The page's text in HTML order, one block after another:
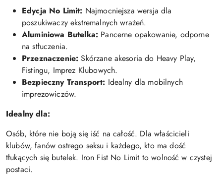
Edycja No Limit: Najmocniejsza wersja dla
poszukiwaczy ekstremalnych wrażeń.
Aluminiowa Butelka: Pancerne opakowanie, odporne
na stłuczenia.
Przeznaczenie: Skórzane akesoria do Heavy Play,
Fistingu, Imprez Klubowych.
Bezpieczny Transport: Idealny dla mobilnych
imprezowiczów.
Idealny dla:
Osób, które nie boją się iść na całość. Dla właścicieli
klubów, fanów ostrego seksu i każdego, kto ma dość
tłukących się butelek. Iron Fist No Limit to wolność w czystej
postaci.